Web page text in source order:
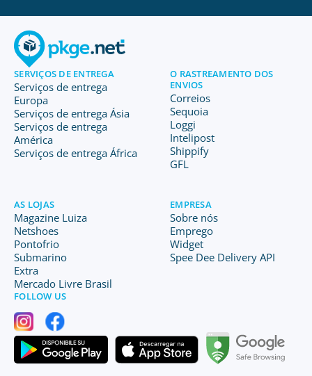
SERVIÇOS DE ENTREGA
Serviços de entrega
Europa
Serviços de entrega Ásia
Serviços de entrega
América
Serviços de entrega África
O RASTREAMENTO DOS
ENVIOS
Correios
Sequoia
Loggi
Intelipost
Shippify
GFL
AS LOJAS
Magazine Luiza
Netshoes
Pontofrio
Submarino
Extra
Mercado Livre Brasil
EMPRESA
Sobre nós
Emprego
Widget
Spee Dee Delivery API
FOLLOW US